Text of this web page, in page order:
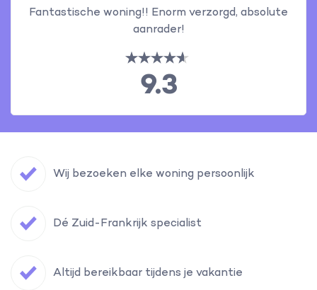
Fantastische woning!! Enorm verzorgd, absolute
aanrader!
9.3
Wij bezoeken elke woning persoonlijk
Dé Zuid-Frankrijk specialist
Altijd bereikbaar tijdens je vakantie